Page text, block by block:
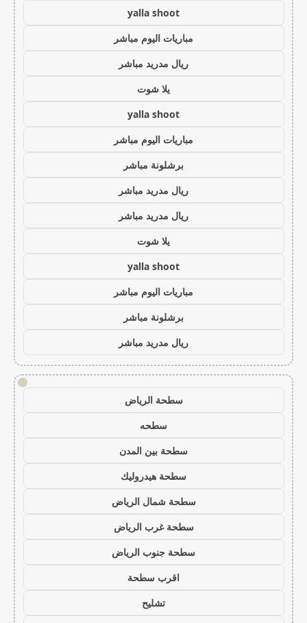
yalla shoot
مباريات اليوم مباشر
ريال مدريد مباشر
يلا شوت
yalla shoot
مباريات اليوم مباشر
برشلونة مباشر
ريال مدريد مباشر
ريال مدريد مباشر
يلا شوت
yalla shoot
مباريات اليوم مباشر
برشلونة مباشر
ريال مدريد مباشر
!
سطحة الرياض
سطحه
سطحة بين المدن
سطحة هيدروليك
سطحة شمال الرياض
سطحة غرب الرياض
سطحة جنوب الرياض
اقرب سطحة
تشليح